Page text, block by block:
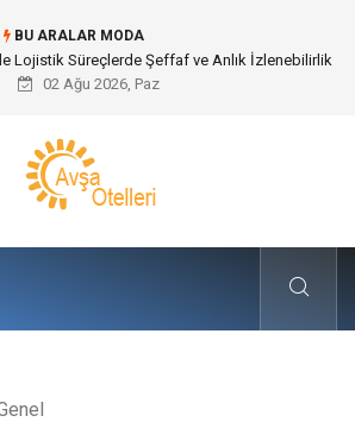
BU ARALAR MODA
ile Lojistik Süreçlerde Şeffaf ve Anlık İzlenebilirlik
02 Ağu 2026, Paz